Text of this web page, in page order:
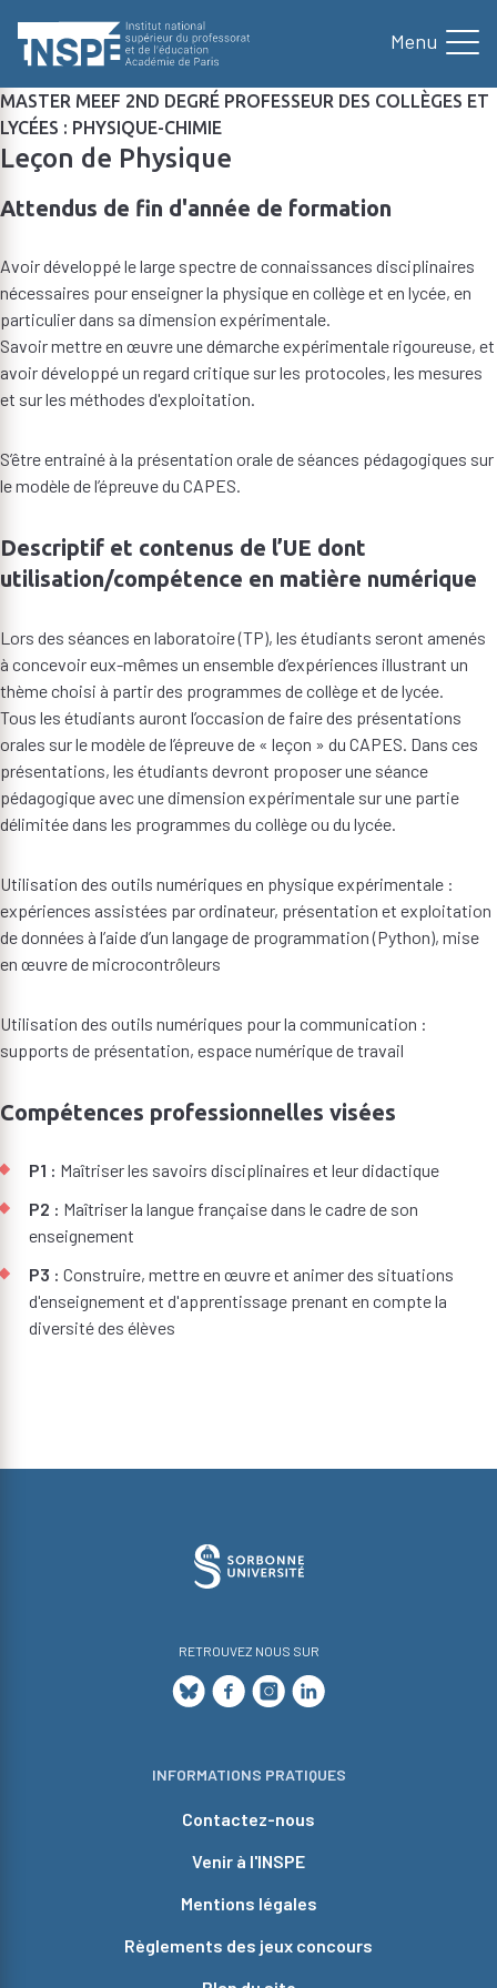
contenu
principal
MASTER MEEF 2ND DEGRÉ PROFESSEUR DES COLLÈGES ET
LYCÉES : PHYSIQUE-CHIMIE
Leçon de Physique
Attendus de fin d'année de formation
Avoir développé le large spectre de connaissances disciplinaires
nécessaires pour enseigner la physique en collège et en lycée, en
particulier dans sa dimension expérimentale.
Savoir mettre en œuvre une démarche expérimentale rigoureuse, et
avoir développé un regard critique sur les protocoles, les mesures
et sur les méthodes d'exploitation.
S’être entrainé à la présentation orale de séances pédagogiques sur
le modèle de l’épreuve du CAPES.
Descriptif et contenus de l’UE dont
utilisation/compétence en matière numérique
Lors des séances en laboratoire (TP), les étudiants seront amenés
à concevoir eux-mêmes un ensemble d’expériences illustrant un
thème choisi à partir des programmes de collège et de lycée.
Tous les étudiants auront l’occasion de faire des présentations
orales sur le modèle de l’épreuve de « leçon » du CAPES. Dans ces
présentations, les étudiants devront proposer une séance
pédagogique avec une dimension expérimentale sur une partie
délimitée dans les programmes du collège ou du lycée.
Utilisation des outils numériques en physique expérimentale :
expériences assistées par ordinateur, présentation et exploitation
de données à l’aide d’un langage de programmation (Python), mise
en œuvre de microcontrôleurs
Utilisation des outils numériques pour la communication :
supports de présentation, espace numérique de travail
Compétences professionnelles visées
P1 : Maîtriser les savoirs disciplinaires et leur didactique
P2 : Maîtriser la langue française dans le cadre de son
enseignement
P3 : Construire, mettre en œuvre et animer des situations
d'enseignement et d'apprentissage prenant en compte la
diversité des élèves
RETROUVEZ NOUS SUR
INFORMATIONS PRATIQUES
Contactez-nous
Venir à l'INSPE
Mentions légales
Règlements des jeux concours